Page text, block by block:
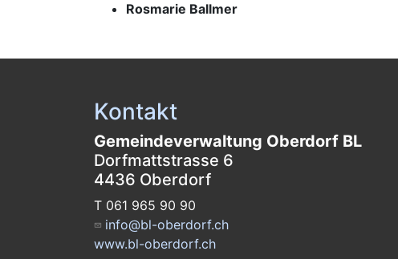
Rosmarie Ballmer
Kontakt
Gemeindeverwaltung Oberdorf BL
Dorfmattstrasse 6
4436 Oberdorf
T 061 965 90 90
info@bl-oberdorf.ch
www.bl-oberdorf.ch